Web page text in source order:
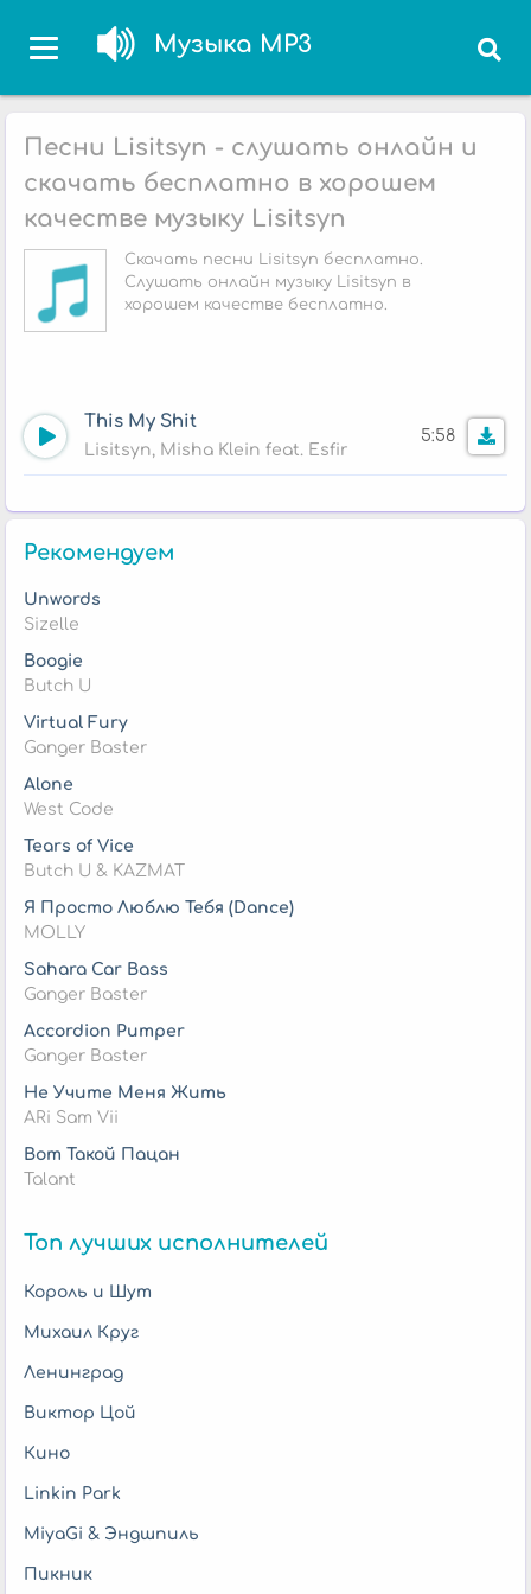
Музыка MP3
Песни Lisitsyn - слушать онлайн и
скачать бесплатно в хорошем
качестве музыку Lisitsyn
Скачать песни Lisitsyn бесплатно.
Слушать онлайн музыку Lisitsyn в
хорошем качестве бесплатно.
This My Shit
Lisitsyn, Misha Klein feat. Esfir
5:58
Рекомендуем
Unwords
Sizelle
Boogie
Butch U
Virtual Fury
Ganger Baster
Alone
West Code
Tears of Vice
Butch U & KAZMAT
Я Просто Люблю Тебя (Dance)
MOLLY
Sahara Car Bass
Ganger Baster
Accordion Pumper
Ganger Baster
Не Учите Меня Жить
ARi Sam Vii
Вот Такой Пацан
Talant
Топ лучших исполнителей
Король и Шут
Михаил Круг
Ленинград
Виктор Цой
Кино
Linkin Park
MiyaGi & Эндшпиль
Пикник